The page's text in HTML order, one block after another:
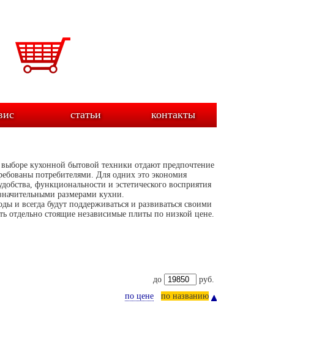
статьи контакты
кухонной бытовой техники отдают предпочтение
потребителями. Для одних это экономия
функциональности и эстетического восприятия
размерами кухни.
и всегда будут поддерживаться и развиваться своими
отдельно стоящие независимые плиты по низкой цене.
до
руб.
по цене по названию